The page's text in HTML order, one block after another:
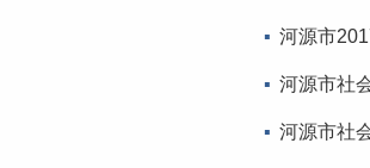
河源市
河源市社
河源市社